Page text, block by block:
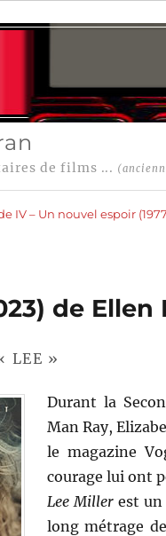
de films ...
IV – Un nouvel espoir
de Ellen
LEE »
Durant la
Man Ray,
le magazine
courage lui ont
Lee Miller est un
long métrage